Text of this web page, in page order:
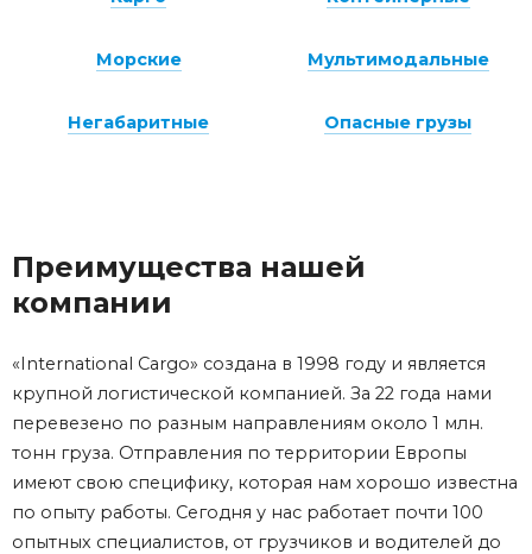
Преимущества нашей
компании
«International Cargo» создана в 1998 году и является
крупной логистической компанией. За 22 года нами
перевезено по разным направлениям около 1 млн.
тонн груза. Отправления по территории Европы
имеют свою специфику, которая нам хорошо известна
по опыту работы. Сегодня у нас работает почти 100
опытных специалистов, от грузчиков и водителей до
Морские Мультимодальные
Негабаритные Опасные грузы